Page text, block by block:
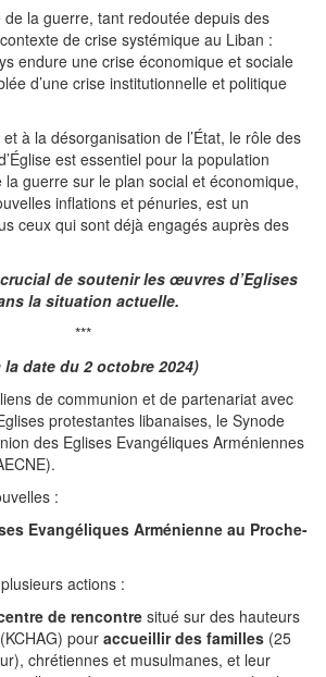
la guerre, tant redoutée depuis des
de crise systémique au Liban :
endure une crise économique et sociale
d’une crise institutionnelle et politique
à la désorganisation de l’État, le rôle des
est essentiel pour la population
la guerre sur le plan social et économique,
inflations et pénuries, est un
ceux qui sont déjà engagés auprès des
de soutenir les œuvres d’Eglises
la situation actuelle.
***
date du 2 octobre 2024)
de communion et de partenariat avec
protestantes libanaises, le Synode
des Eglises Evangéliques Arméniennes
:
Evangéliques Arménienne au Proche-
actions :
de rencontre situé sur des hauteurs
pour accueillir des familles (25
chrétiennes et musulmanes, et leur